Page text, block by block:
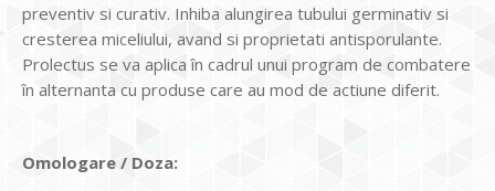
preventiv si curativ. Inhiba alungirea tubului germinativ si
cresterea miceliului, avand si proprietati antisporulante.
Prolectus se va aplica în cadrul unui program de combatere
în alternanta cu produse care au mod de actiune diferit.
Omologare / Doza: